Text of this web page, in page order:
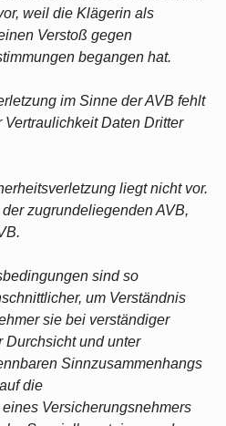
weil die Klägerin als
Verstoß gegen
begangen hat.
im Sinne der AVB fehlt
Daten Dritter
liegt nicht vor.
zugrundeliegenden AVB,
sind so
um Verständnis
sie bei verständiger
Durchsicht und unter
Sinnzusammenhangs
die
Versicherungsnehmers